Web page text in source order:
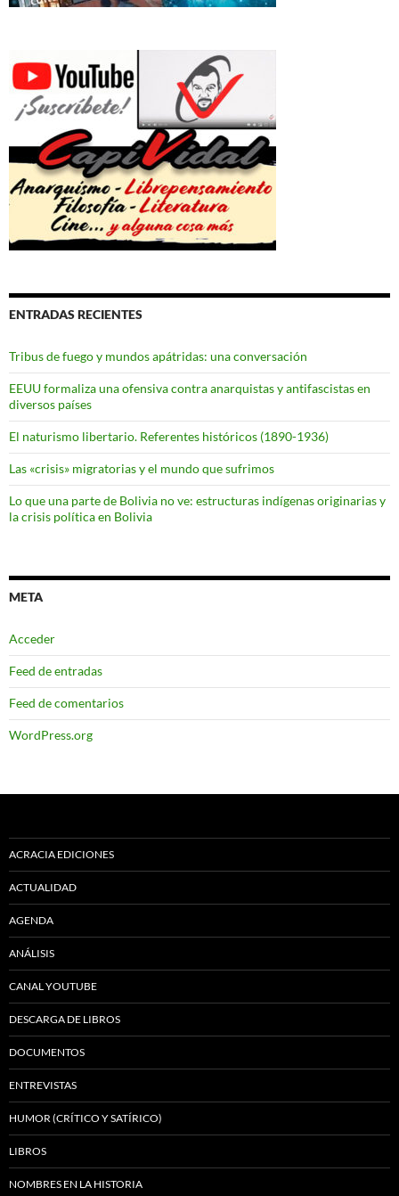
ENTRADAS RECIENTES
Tribus de fuego y mundos apátridas: una conversación
EEUU formaliza una ofensiva contra anarquistas y antifascistas en
diversos países
El naturismo libertario. Referentes históricos (1890-1936)
Las «crisis» migratorias y el mundo que sufrimos
Lo que una parte de Bolivia no ve: estructuras indígenas originarias y
la crisis política en Bolivia
META
Acceder
Feed de entradas
Feed de comentarios
WordPress.org
ACRACIA EDICIONES
ACTUALIDAD
AGENDA
ANÁLISIS
CANAL YOUTUBE
DESCARGA DE LIBROS
DOCUMENTOS
ENTREVISTAS
HUMOR (CRÍTICO Y SATÍRICO)
LIBROS
NOMBRES EN LA HISTORIA